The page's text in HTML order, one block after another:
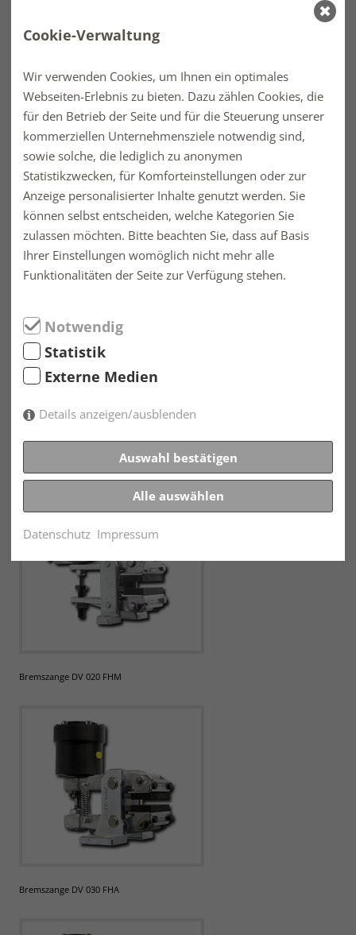
Bremszange DH 035 FHA
Bremszange DH 035 FHM
Bremszange DU 060 FHM
Bremszange DV 020 FHM
Bremszange DV 030 FHA
Cookie-Verwaltung
Wir verwenden Cookies, um Ihnen ein optimales
Webseiten-Erlebnis zu bieten. Dazu zählen Cookies, die
für den Betrieb der Seite und für die Steuerung unserer
kommerziellen Unternehmensziele notwendig sind,
sowie solche, die lediglich zu anonymen
Statistikzwecken, für Komforteinstellungen oder zur
Anzeige personalisierter Inhalte genutzt werden. Sie
können selbst entscheiden, welche Kategorien Sie
zulassen möchten. Bitte beachten Sie, dass auf Basis
Ihrer Einstellungen womöglich nicht mehr alle
Funktionalitäten der Seite zur Verfügung stehen.
Notwendig
Statistik
Externe Medien
Details anzeigen/ausblenden
Auswahl bestätigen
Alle auswählen
Datenschutz Impressum